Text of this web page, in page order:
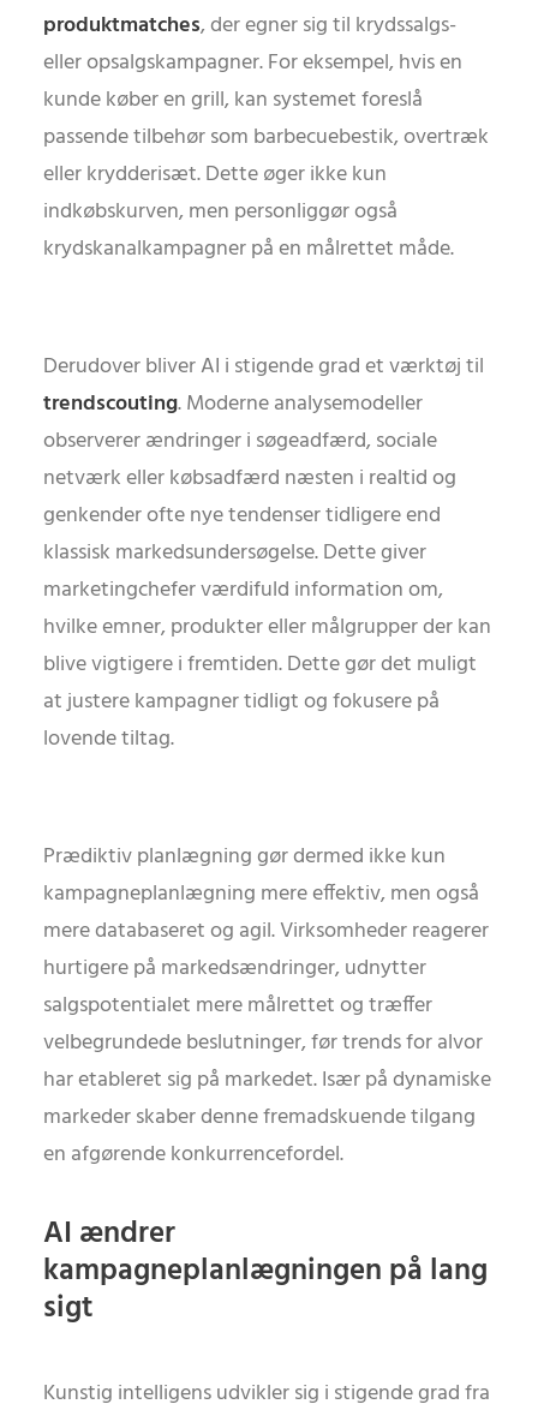
produktmatches, der egner sig til krydssalgs-
eller opsalgskampagner. For eksempel, hvis en
kunde køber en grill, kan systemet foreslå
passende tilbehør som barbecuebestik, overtræk
eller krydderisæt. Dette øger ikke kun
indkøbskurven, men personliggør også
krydskanalkampagner på en målrettet måde.
Derudover bliver AI i stigende grad et værktøj til
trendscouting. Moderne analysemodeller
observerer ændringer i søgeadfærd, sociale
netværk eller købsadfærd næsten i realtid og
genkender ofte nye tendenser tidligere end
klassisk markedsundersøgelse. Dette giver
marketingchefer værdifuld information om,
hvilke emner, produkter eller målgrupper der kan
blive vigtigere i fremtiden. Dette gør det muligt
at justere kampagner tidligt og fokusere på
lovende tiltag.
Prædiktiv planlægning gør dermed ikke kun
kampagneplanlægning mere effektiv, men også
mere databaseret og agil. Virksomheder reagerer
hurtigere på markedsændringer, udnytter
salgspotentialet mere målrettet og træffer
velbegrundede beslutninger, før trends for alvor
har etableret sig på markedet. Især på dynamiske
markeder skaber denne fremadskuende tilgang
en afgørende konkurrencefordel.
AI ændrer
kampagneplanlægningen på lang
sigt
Kunstig intelligens udvikler sig i stigende grad fra